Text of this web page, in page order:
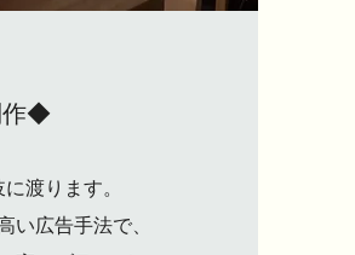
作◆
渡ります。
い広告手法で、